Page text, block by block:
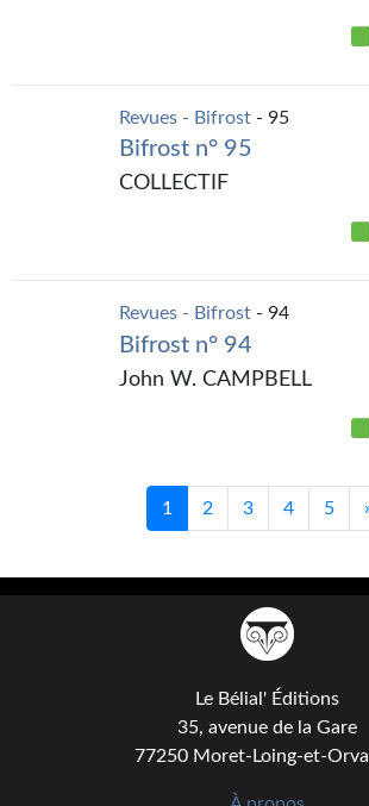
Revues - Bifrost - 95
Bifrost n° 95
COLLECTIF
Revues - Bifrost - 94
Bifrost n° 94
John W. CAMPBELL
1 2 3 4 5
Le Bélial' Éditions
35, avenue de la Gare
77250 Moret-Loing-et-